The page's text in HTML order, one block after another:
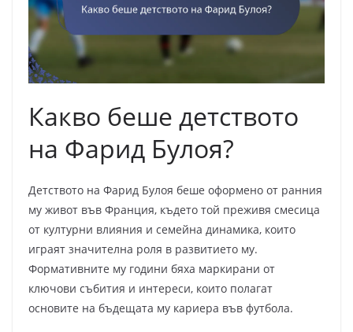
Какво беше детството
на Фарид Булоя?
Детството на Фарид Булоя беше оформено от ранния
му живот във Франция, където той преживя смесица
от културни влияния и семейна динамика, които
играят значителна роля в развитието му.
Формативните му години бяха маркирани от
ключови събития и интереси, които полагат
основите на бъдещата му кариера във футбола.